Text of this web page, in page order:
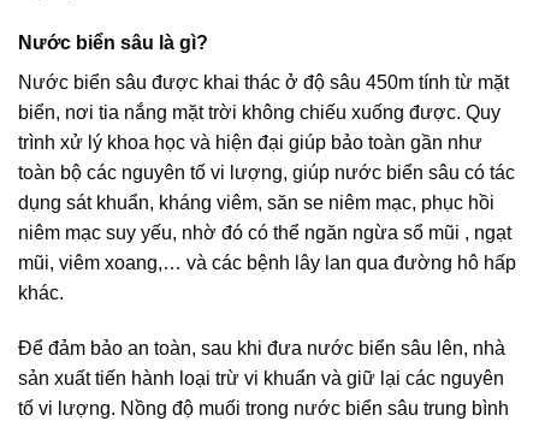
Nước biển sâu là gì?
Nước biển sâu được khai thác ở độ sâu 450m tính từ mặt
biển, nơi tia nắng mặt trời không chiếu xuống được. Quy
trình xử lý khoa học và hiện đại giúp bảo toàn gần như
toàn bộ các nguyên tố vi lượng, giúp nước biển sâu có tác
dụng sát khuẩn, kháng viêm, săn se niêm mạc, phục hồi
niêm mạc suy yếu, nhờ đó có thể ngăn ngừa sổ mũi , ngạt
mũi, viêm xoang,… và các bệnh lây lan qua đường hô hấp
khác.
Để đảm bảo an toàn, sau khi đưa nước biển sâu lên, nhà
sản xuất tiến hành loại trừ vi khuẩn và giữ lại các nguyên
tố vi lượng. Nồng độ muối trong nước biển sâu trung bình